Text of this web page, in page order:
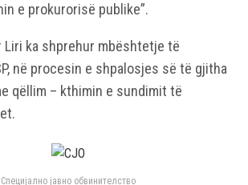
e prokurorisë publike”.
Liri ka shprehur mbështetje të
në procesin e shpalosjes së të gjitha
qëllim – kthimin e sundimit të
Специјално јавно обвинителство